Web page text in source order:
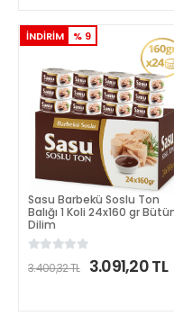
İNDİRİM % 9
Sasu Barbekü Soslu Ton
Balığı 1 Koli 24x160 gr
Dilim
3.400,32 TL 3.091,20 TL